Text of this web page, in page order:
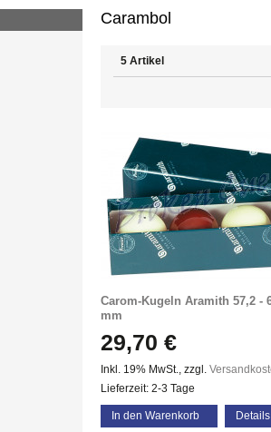
Carambol
5 Artikel
Carom-Kugeln Aramith 57,2 -
mm
29,70 €
Inkl. 19% MwSt., zzgl.
Lieferzeit: 2-3 Tage
In den Warenkorb Details